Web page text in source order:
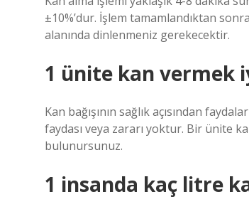
±10%’dur. İşlem tamamlandıktan
alanında dinlenmeniz gerekecektir.
1 ünite kan vermek
Kan bağışının sağlık açısından
faydası veya zararı yoktur. Bir ünite
bulunursunuz.
1 insanda kaç litre